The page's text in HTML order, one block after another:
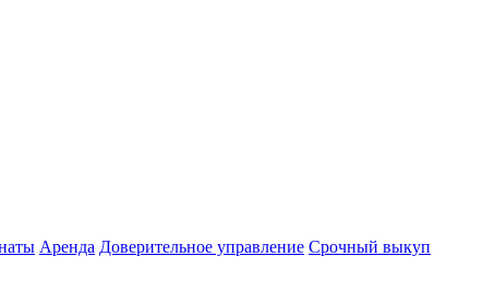
Аренда Доверительное управление Срочный выкуп